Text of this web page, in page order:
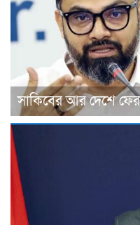
সাকিবের আর দেশে